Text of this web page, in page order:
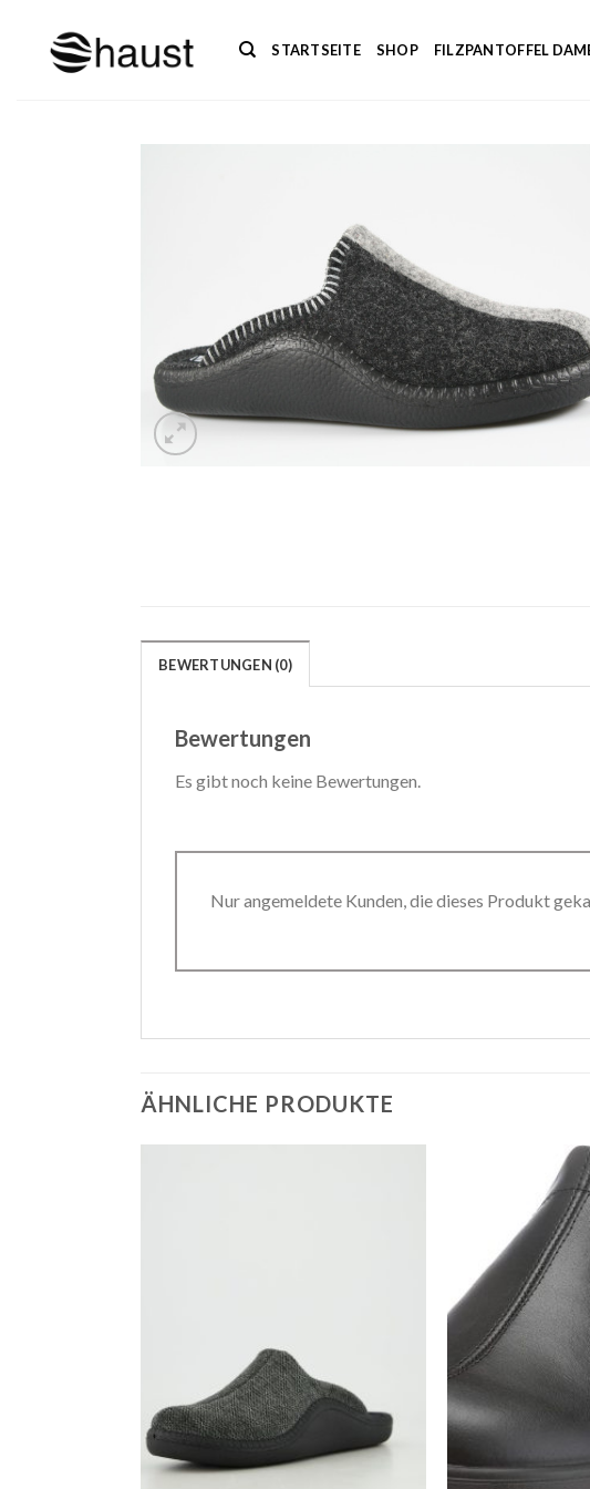
springen
STARTSEITE SHOP FILZPANTOFFEL
BEWERTUNGEN (0)
Bewertungen
Es gibt noch keine Bewertungen.
Nur angemeldete Kunden, die dieses Produkt
ÄHNLICHE PRODUKTE